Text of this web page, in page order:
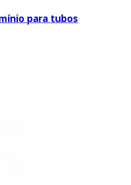
para tubos